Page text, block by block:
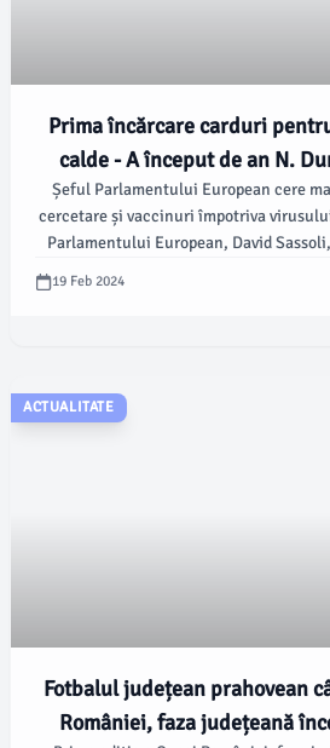
Prima încărcare carduri
calde - A început de an N.
prima încărcare cu bani a
alimente și mese calde de
Șeful Parlamentului European cere
cercetare și vaccinuri împotriva
Parlamentului European, David
fonduri pentru cercetarea și
virusului mortal COVID-19, care
19 Feb 2024
ACTUALITATE
Fotbalul județean prahovean
României, faza județeană